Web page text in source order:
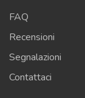
FAQ
Recensioni
Segnalazioni
Contattaci